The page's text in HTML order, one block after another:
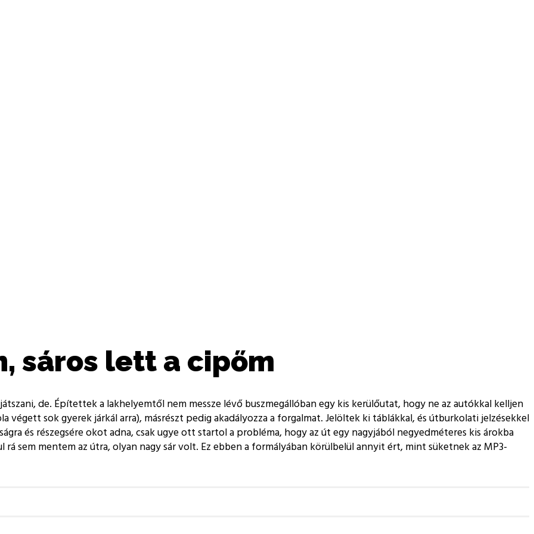
sáros lett a cipőm
de. Építettek a lakhelyemtől nem messze lévő buszmegállóban egy kis kerülőutat, hogy ne az autókkal kelljen
végett sok gyerek járkál arra), másrészt pedig akadályozza a forgalmat. Jelöltek ki táblákkal, és útburkolati jelzésekkel
és részegsére okot adna, csak ugye ott startol a probléma, hogy az út egy nagyjából negyedméteres kis árokba
sem mentem az útra, olyan nagy sár volt. Ez ebben a formályában körülbelül annyit ért, mint süketnek az MP3-